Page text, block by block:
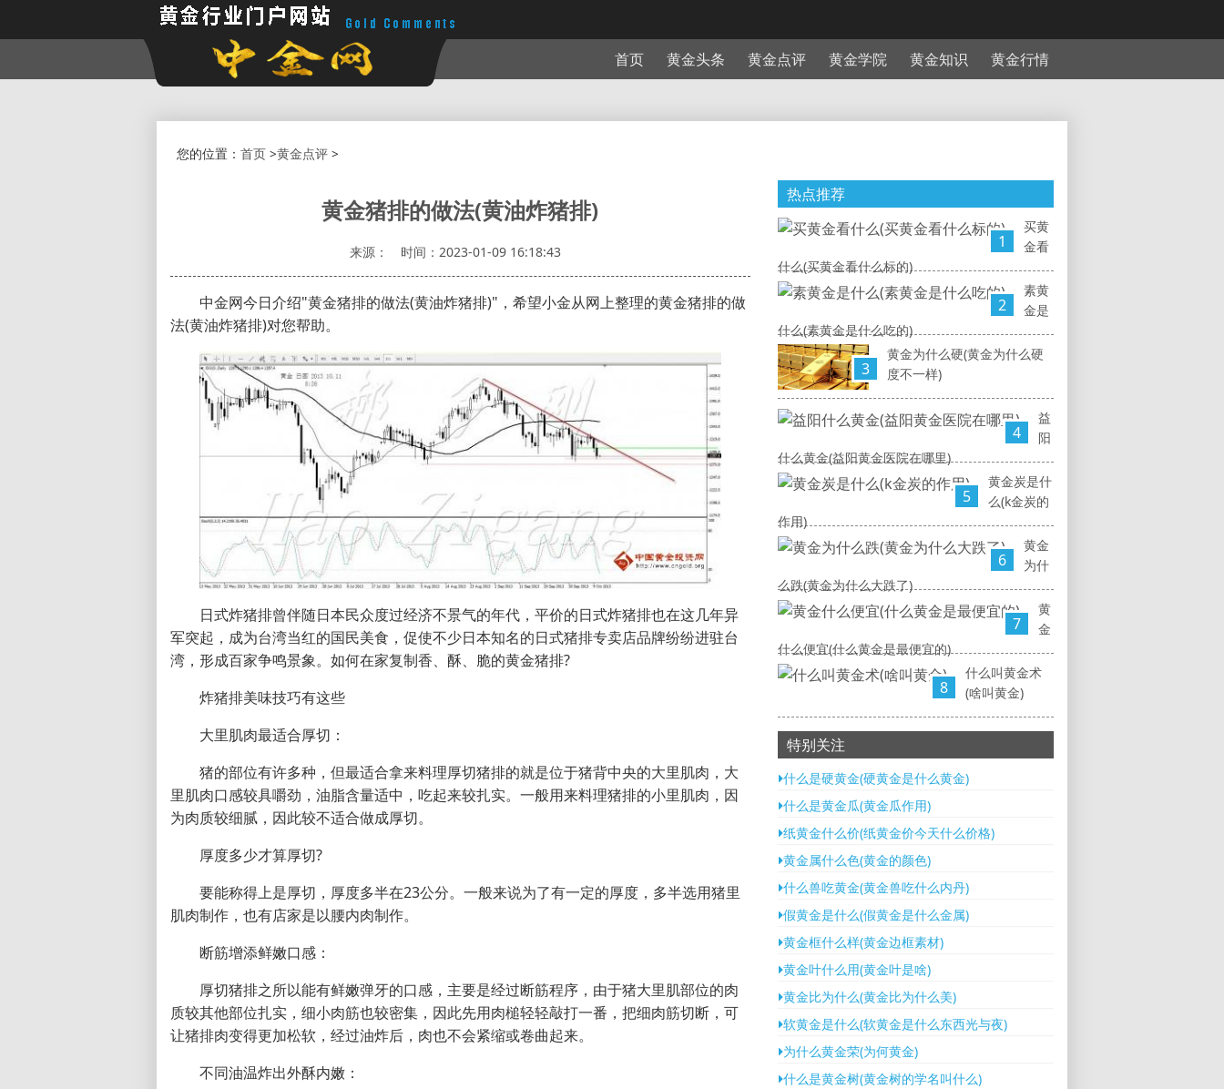
首页 黄金头条 黄金点评 黄金学院 黄金知识 黄金行情
您的位置： 首页>黄金点评>
黄金猪排的做法(黄油炸猪排)
来源： 时间：2023-01-09 16:18:43
中金网今日介绍"黄金猪排的做法(黄油炸猪排)"，希望小金从网上整理的黄金猪排的做
法(黄油炸猪排)对您帮助。
日式炸猪排曾伴随日本民众度过经济不景气的年代，平价的日式炸猪排也在这几年异
军突起，成为台湾当红的国民美食，促使不少日本知名的日式猪排专卖店品牌纷纷进驻台
湾，形成百家争鸣景象。如何在家复制香、酥、脆的黄金猪排?
炸猪排美味技巧有这些
大里肌肉最适合厚切：
猪的部位有许多种，但最适合拿来料理厚切猪排的就是位于猪背中央的大里肌肉，大
里肌肉口感较具嚼劲，油脂含量适中，吃起来较扎实。一般用来料理猪排的小里肌肉，因
为肉质较细腻，因此较不适合做成厚切。
厚度多少才算厚切?
要能称得上是厚切，厚度多半在23公分。一般来说为了有一定的厚度，多半选用猪里
肌肉制作，也有店家是以腰内肉制作。
断筋增添鲜嫩口感：
厚切猪排之所以能有鲜嫩弹牙的口感，主要是经过断筋程序，由于猪大里肌部位的肉
质较其他部位扎实，细小肉筋也较密集，因此先用肉槌轻轻敲打一番，把细肉筋切断，可
让猪排肉变得更加松软，经过油炸后，肉也不会紧缩或卷曲起来。
不同油温炸出外酥内嫩：
热点推荐
1
买黄
金看
什么(买黄金看什么标的)
2
素黄
金是
什么(素黄金是什么吃的)
3
黄金为什么硬(黄金为什么硬
度不一样)
4
益
阳
什么黄金(益阳黄金医院在哪里)
5
黄金炭是什
么(k金炭的
作用)
6
黄金
为什
么跌(黄金为什么大跌了)
7
黄
金
什么便宜(什么黄金是最便宜的)
8
什么叫黄金术
(啥叫黄金)
特别关注
什么是硬黄金(硬黄金是什么黄金)
什么是黄金瓜(黄金瓜作用)
纸黄金什么价(纸黄金价今天什么价格)
黄金属什么色(黄金的颜色)
什么兽吃黄金(黄金兽吃什么内丹)
假黄金是什么(假黄金是什么金属)
黄金框什么样(黄金边框素材)
黄金叶什么用(黄金叶是啥)
黄金比为什么(黄金比为什么美)
软黄金是什么(软黄金是什么东西光与夜)
为什么黄金荣(为何黄金)
什么是黄金树(黄金树的学名叫什么)